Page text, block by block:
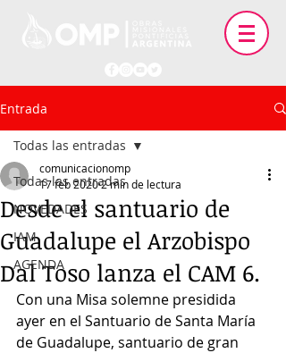
Entrada
Todas las entradas
NOVEDADES
IAM
AGENDA
Todas las entradas
Desde el santuario de
Guadalupe el Arzobispo
Dal Toso lanza el CAM 6.
comunicacionomp
17 feb 20202 min de lectura
Con una Misa solemne presidida
ayer en el Santuario de Santa María
de Guadalupe, santuario de gran